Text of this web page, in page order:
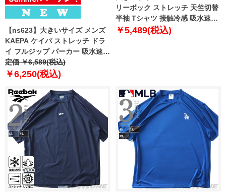
【ns623】大きいサイズ メンズ
KAEPA ケイパ ストレッチ ドラ
イ フルジップ パーカー 吸水速乾
UV対策 春夏新作 wm811314
定価 ￥6,589(税込)
￥6,250(税込)
リーボック ストレッチ 天竺切替
半袖 Tシャツ 接触冷感 吸水速乾
UV加工 消臭 x5532r 【t2501】
￥5,489(税込)